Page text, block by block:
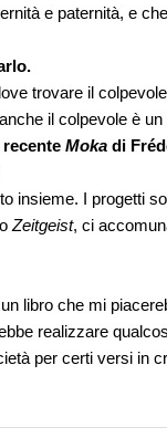
e paternità, e
trovare il
il colpevole è
Moka di
insieme. I progetti
Zeitgeist, ci
un libro che mi
realizzare
per certi versi in